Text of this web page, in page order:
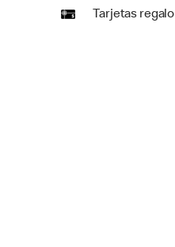
Tarjetas regalo